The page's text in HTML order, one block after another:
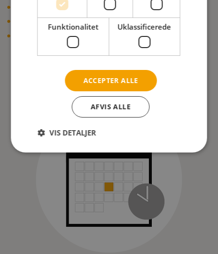
Reducering af repositioneringer af brugeren
Forbedret vestibulære system, som giver brugeren en
bedre balance og mulighed for øget selvstændighed
Funktionalitet Uklassificerede
ACCEPTER ALLE
AFVIS ALLE
VIS DETALJER